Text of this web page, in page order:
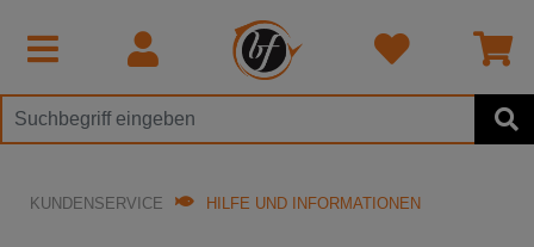
KUNDENSERVICE HILFE UND INFORMATIONEN